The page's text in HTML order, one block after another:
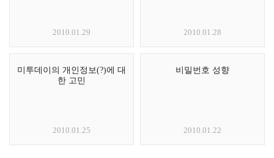
2010.01.29 2010.01.28
미투데이의 개인정보(?)에 대
한 고민
2010.01.25
비밀번호 성향
2010.01.22